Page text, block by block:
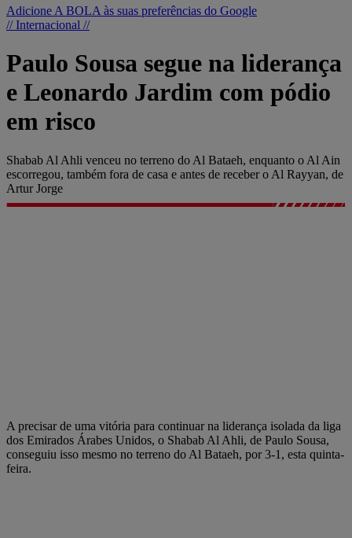
Adicione A BOLA às suas preferências do Google
// Internacional //
Paulo Sousa segue na liderança
e Leonardo Jardim com pódio
em risco
Shabab Al Ahli venceu no terreno do Al Bataeh, enquanto o Al Ain
escorregou, também fora de casa e antes de receber o Al Rayyan, de
Artur Jorge
A precisar de uma vitória para continuar na liderança isolada da liga
dos Emirados Árabes Unidos, o Shabab Al Ahli, de Paulo Sousa,
conseguiu isso mesmo no terreno do Al Bataeh, por 3-1, esta quinta-
feira.